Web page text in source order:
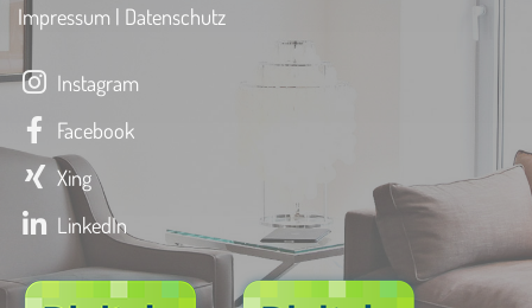
Impressum | Datenschutz
Instagram
Facebook
Xing
LinkedIn